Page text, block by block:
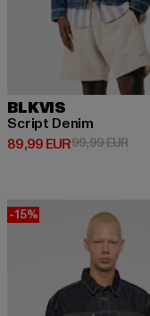
BLKVIS
Script Denim
89,99 EUR
Derzeitiger Preis: 89,99
99,99 EUR
-15%